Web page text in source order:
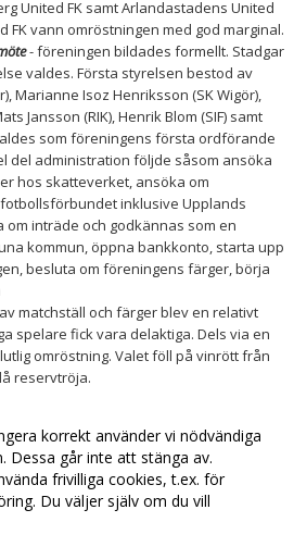
United FK samt Arlandastadens United
FK vann omröstningen med god marginal.
- föreningen bildades formellt. Stadgar
valdes. Första styrelsen bestod av
Marianne Isoz Henriksson (SK Wigör),
Jansson (RIK), Henrik Blom (SIF) samt
som föreningens första ordförande
del administration följde såsom ansöka
hos skatteverket, ansöka om
inklusive Upplands
inträde och godkännas som en
kommun, öppna bankkonto, starta upp
besluta om föreningens färger, börja
matchställ och färger blev en relativt
spelare fick vara delaktiga. Dels via en
omröstning. Valet föll på vinrött från
reservtröja.
klar korrekt använder vi nödvändiga
Dessa går inte att stänga av.
frivilliga cookies, t.ex. för
Du väljer själv om du vill